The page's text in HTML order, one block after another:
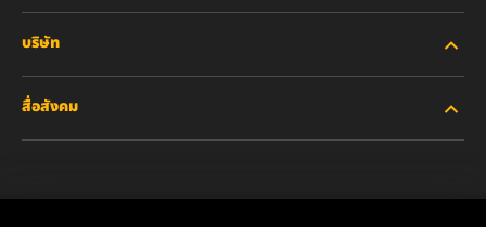
รถยนต์ส่วนบุคคลและรถบรรทุกงานเบา
บริษัท
สื่อสังคม